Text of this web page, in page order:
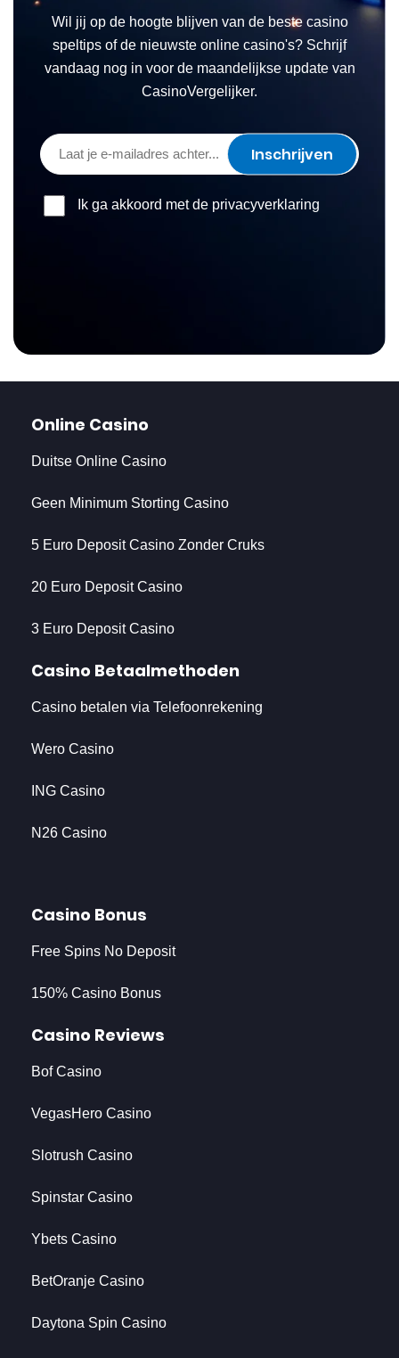
Wil jij op de hoogte blijven van de beste casino
speltips of de nieuwste online casino's? Schrijf
vandaag nog in voor de maandelijkse update van
CasinoVergelijker.
Ik ga akkoord met de privacyverklaring
Online Casino
Duitse Online Casino
Geen Minimum Storting Casino
5 Euro Deposit Casino Zonder Cruks
20 Euro Deposit Casino
3 Euro Deposit Casino
Casino Betaalmethoden
Casino betalen via Telefoonrekening
Wero Casino
ING Casino
N26 Casino
Casino Bonus
Free Spins No Deposit
150% Casino Bonus
Casino Reviews
Bof Casino
VegasHero Casino
Slotrush Casino
Spinstar Casino
Ybets Casino
BetOranje Casino
Daytona Spin Casino